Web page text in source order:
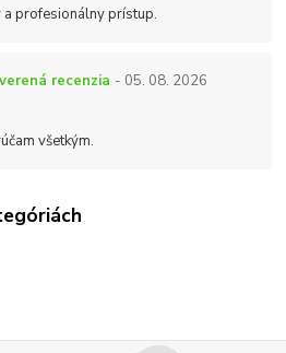
profesionálny prístup.
recenzia - 05. 08. 2026
všetkým.